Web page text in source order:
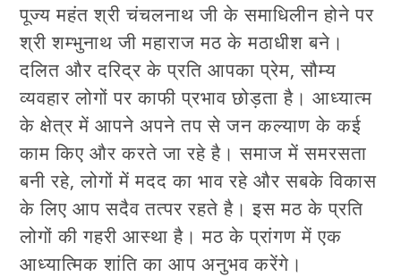
पूज्य महंत श्री चंचलनाथ जी के समाधिलीन होने पर
श्री शम्भुनाथ जी महाराज मठ के मठाधीश बने।
दलित और दरिद्र के प्रति आपका प्रेम, सौम्य
व्यवहार लोगों पर काफी प्रभाव छोड़ता है। आध्यात्म
के क्षेत्र में आपने अपने तप से जन कल्याण के कई
काम किए और करते जा रहे है। समाज में समरसता
बनी रहे, लोगों में मदद का भाव रहे और सबके विकास
के लिए आप सदैव तत्पर रहते है। इस मठ के प्रति
लोगों की गहरी आस्था है। मठ के प्रांगण में एक
आध्यात्मिक शांति का आप अनुभव करेंगे।